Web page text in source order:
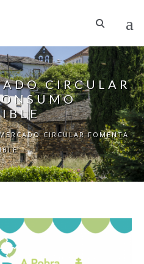
CIRCULAR
CIRCULAR FOMENTA